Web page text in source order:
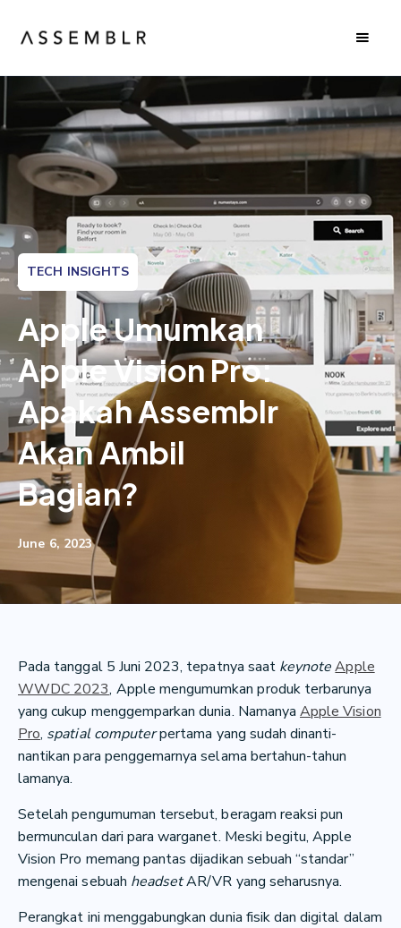
TECH INSIGHTS
Apple Umumkan
Apple Vision Pro:
Apakah Assemblr
Akan Ambil
Bagian?
June 6, 2023
Pada tanggal 5 Juni 2023, tepatnya saat keynoteApple
WWDC 2023, Apple mengumumkan produk terbarunya
yang cukup menggemparkan dunia. Namanya Apple Vision
Pro, spatial computerpertama yang sudah dinanti-
nantikan para penggemarnya selama bertahun-tahun
lamanya.
Setelah pengumuman tersebut, beragam reaksi pun
bermunculan dari para warganet. Meski begitu, Apple
Vision Pro memang pantas dijadikan sebuah “standar”
mengenai sebuah headsetAR/VR yang seharusnya.
Perangkat ini menggabungkan dunia fisik dan digital dalam